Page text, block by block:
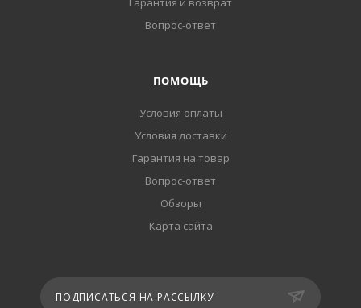
Вопрос-ответ
ПОМОЩЬ
Условия оплаты
Условия доставки
Гарантия на товар
Вопрос-ответ
Обзоры
Карта сайта
ПОДПИСАТЬСЯ НА РАССЫЛКУ